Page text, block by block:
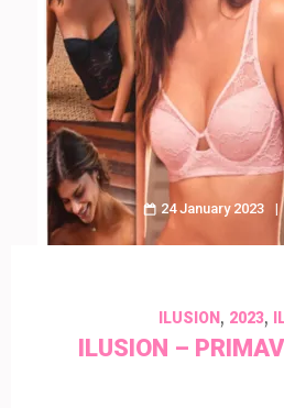
24 January 2023
ILUSION, 2023,
ILUSION –